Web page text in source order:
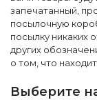
запечатанный,
посылочную
посылку никаких
других
о том, что
Выберите